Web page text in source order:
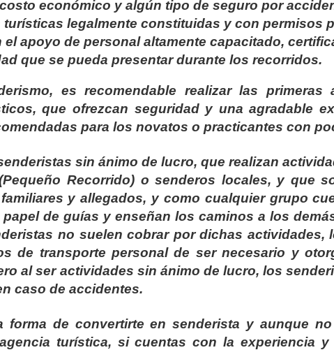
económico y algún tipo de seguro por
legalmente constituidas y con permisos
apoyo de personal altamente capacitado,
que se pueda presentar durante los recorridos.
es recomendable realizar las primeras
que ofrezcan seguridad y una agradable
para los novatos o practicantes con
sin ánimo de lucro, que realizan
Recorrido) o senderos locales, y que
y allegados, y como cualquier grupo
de guías y enseñan los caminos a los
no suelen cobrar por dichas actividades,
de transporte personal de ser necesario y
al ser actividades sin ánimo de lucro, los
caso de accidentes.
forma de convertirte en senderista y aunque
turística, si cuentas con la experiencia